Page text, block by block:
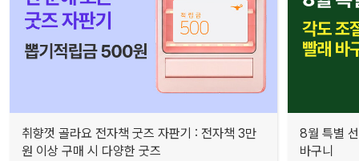
취향껏 골라요 전자책 굿즈 자판기 : 전자책 3만
원 이상 구매 시 다양한 굿즈
8월 특별
바구니